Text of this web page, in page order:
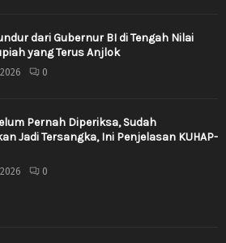
dari Gubernur BI di Tengah Nilai
yang Terus Anjlok
0
Pernah Diperiksa, Sudah
Jadi Tersangka, Ini Penjelasan KUHAP-
2026 0